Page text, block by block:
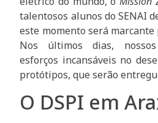
talentosos alunos do SENAI
este momento será
Nos últimos dias,
esforços incansáveis no
protótipos, que serão
O DSPI em